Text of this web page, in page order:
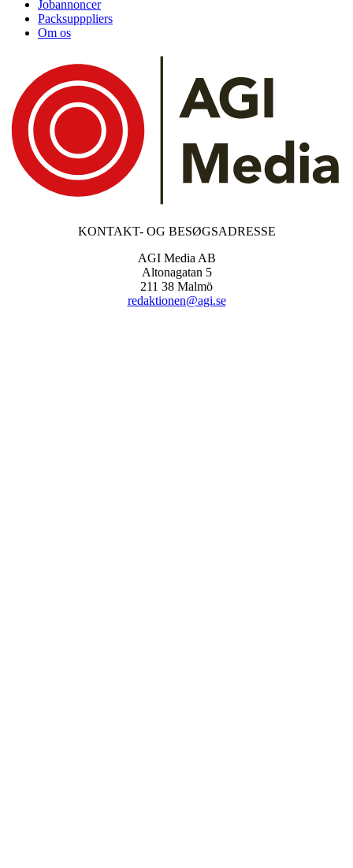
Jobannoncer
Packsupppliers
Om os
KONTAKT- OG BESØGSADRESSE
AGI Media AB
Altonagatan 5
211 38 Malmö
redaktionen@agi.se